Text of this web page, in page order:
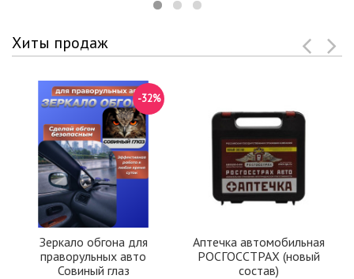
Хиты продаж
Зеркало обгона для
праворульных авто
Совиный глаз
-32%
Аптечка автомобильная
РОСГОССТРАХ (новый
состав)